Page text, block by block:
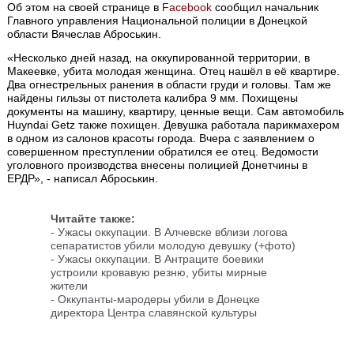
Об этом на своей странице в Facebook cообщил начальник
Главного управления Национальной полиции в Донецкой
области Вячеслав Аброськин.
«Несколько дней назад, на оккупированной территории, в
Макеевке, убита молодая женщина. Отец нашёл в её квартире.
Два огнестрельных ранения в области груди и головы. Там же
найдены гильзы от пистолета калибра 9 мм. Похищены
документы на машину, квартиру, ценные вещи. Сам автомобиль
Huyndai Getz также похищен. Девушка работала парикмахером
в одном из салонов красоты города. Вчера с заявлением о
совершенном преступлении обратился ее отец. Ведомости
уголовного производства внесены полицией Донетчины в
ЕРДР», - написал Аброськин.
Читайте также:
- Ужасы оккупации. В Алчевске вблизи логова
сепаратистов убили молодую девушку (+фото)
- Ужасы оккупации. В Антраците боевики
устроили кровавую резню, убиты мирные
жители
- Оккупанты-мародеры убили в Донецке
директора Центра славянской культуры